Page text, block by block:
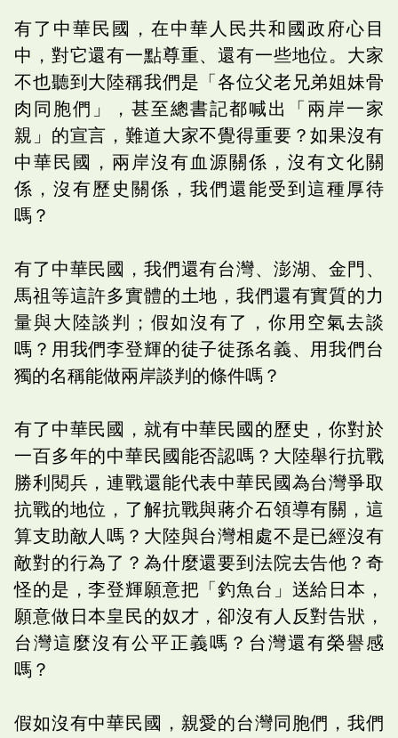
有了中華民國，在中華人民共和國政府心目
中，對它還有一點尊重、還有一些地位。大家
不也聽到大陸稱我們是「各位父老兄弟姐妹骨
肉同胞們」，甚至總書記都喊出「兩岸一家
親」的宣言，難道大家不覺得重要？如果沒有
中華民國，兩岸沒有血源關係，沒有文化關
係，沒有歷史關係，我們還能受到這種厚待
嗎？
有了中華民國，我們還有台灣、澎湖、金門、
馬祖等這許多實體的土地，我們還有實質的力
量與大陸談判；假如沒有了，你用空氣去談
嗎？用我們李登輝的徒子徒孫名義、用我們台
獨的名稱能做兩岸談判的條件嗎？
有了中華民國，就有中華民國的歷史，你對於
一百多年的中華民國能否認嗎？大陸舉行抗戰
勝利閱兵，連戰還能代表中華民國為台灣爭取
抗戰的地位，了解抗戰與蔣介石領導有關，這
算支助敵人嗎？大陸與台灣相處不是已經沒有
敵對的行為了？為什麼還要到法院去告他？奇
怪的是，李登輝願意把「釣魚台」送給日本，
願意做日本皇民的奴才，卻沒有人反對告狀，
台灣這麼沒有公平正義嗎？台灣還有榮譽感
嗎？
假如沒有中華民國，親愛的台灣同胞們，我們